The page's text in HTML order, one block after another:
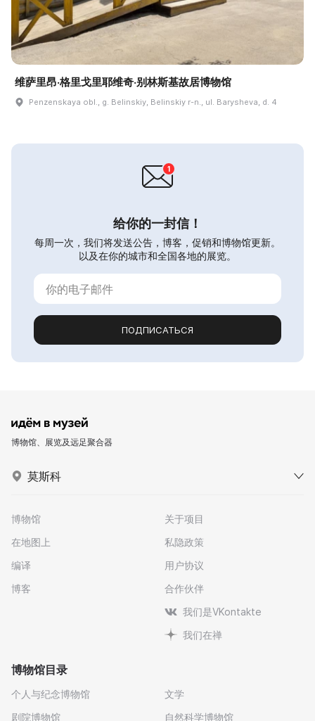
维萨里昂·格里戈里耶维奇·别林斯基故居博物馆
Penzenskaya obl., g. Belinskiy, Belinskiy r-n., ul. Barysheva, d. 4
给你的一封信！
每周一次，我们将发送公告，博客，促销和博物馆更新。
以及在你的城市和全国各地的展览。
ПОДПИСАТЬСЯ
博物馆、展览及远足聚合器
莫斯科
博物馆
在地图上
编译
博客
关于项目
私隐政策
用户协议
合作伙伴
我们是VKontakte
我们在禅
博物馆目录
个人与纪念博物馆
剧院博物馆
文学
自然科学博物馆